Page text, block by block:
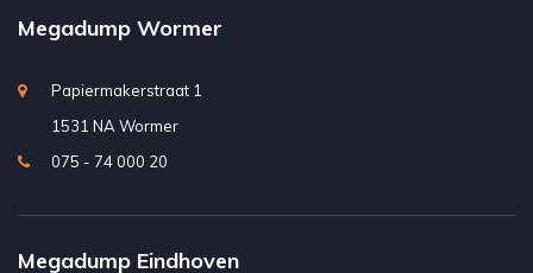
Megadump Wormer
Papiermakerstraat 1
1531 NA Wormer
075 - 74 000 20
Megadump Eindhoven